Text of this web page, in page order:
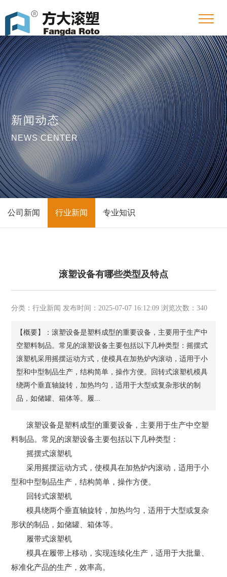
新闻动态
NEWS CENTER
公司新闻 行业新闻 专业知识
滚塑设备有哪些类型及特点
分类：行业新闻 发布时间：2025-07-07 16:12:09 浏览次数：340
【概要】：滚塑设备是塑料成型的重要设备，主要用于生产中
空塑料制品。常见的滚塑设备主要包括以下几种类型：摇摆式
滚塑机采用摇摆运动方式，使模具在加热炉内滚动，适用于小
型和中型制品生产，结构简单，操作方便。回转式滚塑机模具
绕两个垂直轴旋转，加热均匀，适用于大型或复杂形状的制
品，如储罐、箱体等。履...
滚塑设备是塑料成型的重要设备，主要用于生产中空塑
料制品。常见的滚塑设备主要包括以下几种类型：
摇摆式滚塑机
采用摇摆运动方式，使模具在加热炉内滚动，适用于小
型和中型制品生产，结构简单，操作方便。
回转式滚塑机
模具绕两个垂直轴旋转，加热均匀，适用于大型或复杂
形状的制品，如储罐、箱体等。
履带式滚塑机
模具在履带上移动，实现连续化生产，适用于大批量、
标准化产品的生产，效率高。